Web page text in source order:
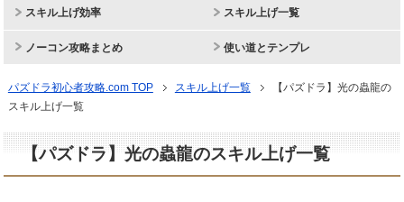
スキル上げ効率 スキル上げ一覧
ノーコン攻略まとめ 使い道とテンプレ
パズドラ初心者攻略.com TOP スキル上げ一覧
【パズドラ】光の蟲龍の
スキル上げ一覧
【パズドラ】光の蟲龍のスキル上げ一覧